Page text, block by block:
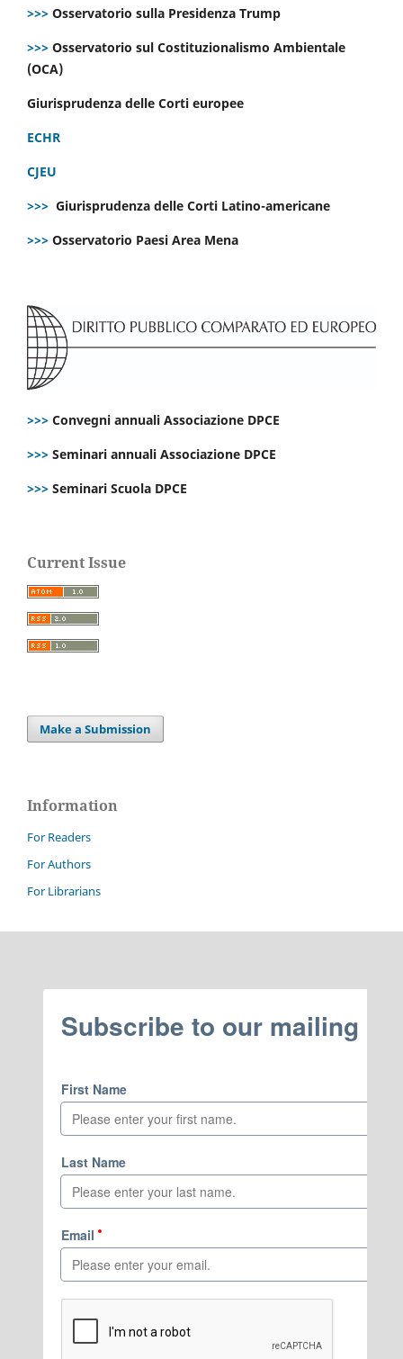
>>> Osservatorio sulla Presidenza Trump
>>> Osservatorio sul Costituzionalismo Ambientale
(OCA)
Giurisprudenza delle Corti europee
ECHR
CJEU
>>> Giurisprudenza delle Corti Latino-americane
>>> Osservatorio Paesi Area Mena
>>> Convegni annuali Associazione DPCE
>>> Seminari annuali Associazione DPCE
>>> Seminari Scuola DPCE
Current Issue
Make a Submission
Information
For Readers
For Authors
For Librarians